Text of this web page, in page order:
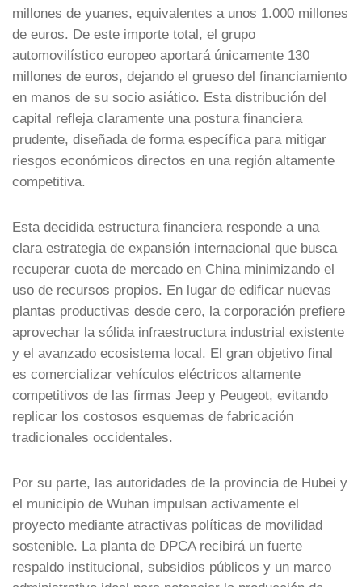
millones de yuanes, equivalentes a unos 1.000 millones
de euros. De este importe total, el grupo
automovilístico europeo aportará únicamente 130
millones de euros, dejando el grueso del financiamiento
en manos de su socio asiático. Esta distribución del
capital refleja claramente una postura financiera
prudente, diseñada de forma específica para mitigar
riesgos económicos directos en una región altamente
competitiva.
Esta decidida estructura financiera responde a una
clara estrategia de expansión internacional que busca
recuperar cuota de mercado en China minimizando el
uso de recursos propios. En lugar de edificar nuevas
plantas productivas desde cero, la corporación prefiere
aprovechar la sólida infraestructura industrial existente
y el avanzado ecosistema local. El gran objetivo final
es comercializar vehículos eléctricos altamente
competitivos de las firmas Jeep y Peugeot, evitando
replicar los costosos esquemas de fabricación
tradicionales occidentales.
Por su parte, las autoridades de la provincia de Hubei y
el municipio de Wuhan impulsan activamente el
proyecto mediante atractivas políticas de movilidad
sostenible. La planta de DPCA recibirá un fuerte
respaldo institucional, subsidios públicos y un marco